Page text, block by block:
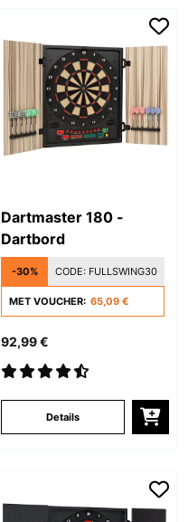
Dartmaster 180 -
Dartbord
-30% CODE: FULLSWING30
MET VOUCHER: 65,09 €
92,99 €
Details